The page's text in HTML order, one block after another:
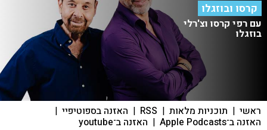
קרסו ובוזגלו
עם רפי קרסו וצ'רלי
בוזגלו
ראשי | תוכניות מלאות |
RSS
| האזנה בספוטיפיי |
האזנה ב־Apple Podcasts | האזנה ב־youtube